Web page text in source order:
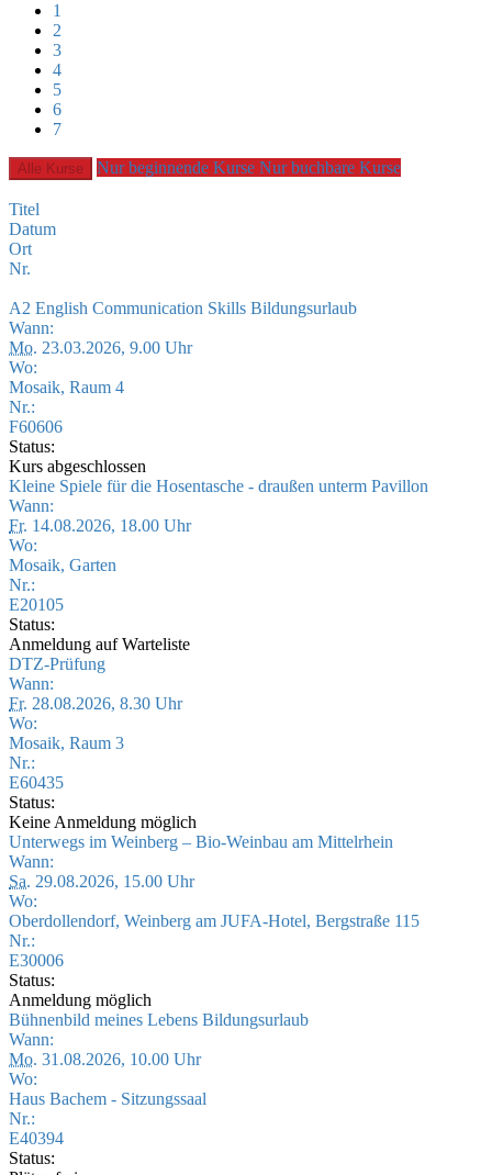
1
2
3
4
5
6
7
Alle Kurse Nur beginnende Kurse Nur buchbare Kurse
Titel
Datum
Ort
Nr.
A2 English Communication Skills Bildungsurlaub
Wann:
Mo. 23.03.2026, 9.00 Uhr
Wo:
Mosaik, Raum 4
Nr.:
F60606
Status:
Kurs abgeschlossen
Kleine Spiele für die Hosentasche - draußen unterm Pavillon
Wann:
Fr. 14.08.2026, 18.00 Uhr
Wo:
Mosaik, Garten
Nr.:
E20105
Status:
Anmeldung auf Warteliste
DTZ-Prüfung
Wann:
Fr. 28.08.2026, 8.30 Uhr
Wo:
Mosaik, Raum 3
Nr.:
E60435
Status:
Keine Anmeldung möglich
Unterwegs im Weinberg – Bio-Weinbau am Mittelrhein
Wann:
Sa. 29.08.2026, 15.00 Uhr
Wo:
Oberdollendorf, Weinberg am JUFA-Hotel, Bergstraße 115
Nr.:
E30006
Status:
Anmeldung möglich
Bühnenbild meines Lebens Bildungsurlaub
Wann:
Mo. 31.08.2026, 10.00 Uhr
Wo:
Haus Bachem - Sitzungssaal
Nr.:
E40394
Status: